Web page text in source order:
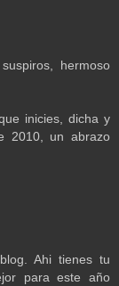
hermoso
inicies, dicha y
2010, un abrazo
Ahi tienes tu
para este año